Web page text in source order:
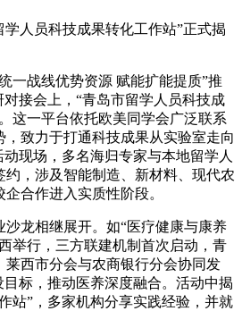
学人员科技成果转化工作站”正式揭
战线优势资源 赋能扩能提质”推
接会上，“青岛市留学人员科技成
这一平台依托欧美同学会广泛联系
致力于打通科技成果从实验室走向
现场，多名海归专家与本地留学人
约，涉及智能制造、新材料、现代农
合作进入实质性阶段。
龙相继展开。如“医疗健康与康养
举行，三方联建机制首次启动，青
莱西市分会与农商银行分会协同发
目标，推动医养深度融合。活动中揭
站”，多家机构分享实践经验，并就